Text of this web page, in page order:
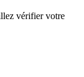
vérifier votre